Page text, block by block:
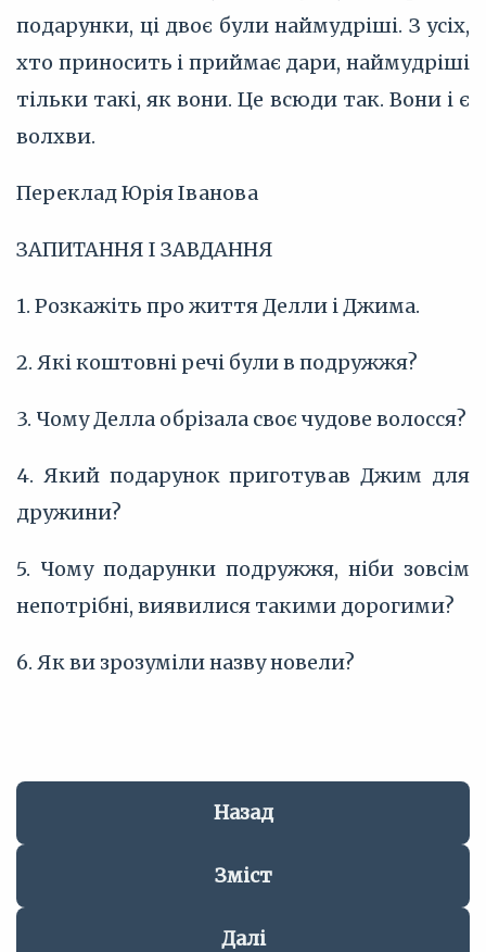
подарунки, ці двоє були наймудріші. З усіх,
хто приносить і приймає дари, наймудріші
тільки такі, як вони. Це всюди так. Вони і є
волхви.
Переклад Юрія Іванова
ЗАПИТАННЯ І ЗАВДАННЯ
1. Розкажіть про життя Делли і Джима.
2. Які коштовні речі були в подружжя?
3. Чому Делла обрізала своє чудове волосся?
4. Який подарунок приготував Джим для
дружини?
5. Чому подарунки подружжя, ніби зовсім
непотрібні, виявилися такими дорогими?
6. Як ви зрозуміли назву новели?
Назад
Зміст
Далі